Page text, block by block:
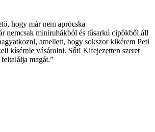
hogy már nem aprócska
nemcsak miniruhákból és tűsarkú cipőkből áll
amellett, hogy sokszor kikérem Peti
kísérnie vásárolni. Sőt! Kifejezetten szeret
magát.”